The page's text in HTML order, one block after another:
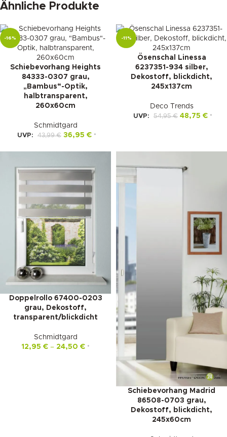
Ähnliche Produkte
-16%
Schiebevorhang Heights
84333-0307 grau,
„Bambus“-Optik,
halbtransparent,
260x60cm
Schmidtgard
UVP: 43,99€ 36,95 € *
-11%
Ösenschal Linessa
6237351-934 silber,
Dekostoff, blickdicht,
245x137cm
Deco Trends
UVP: 54,95€ 48,75 € *
Doppelrollo 67400-0203
grau, Dekostoff,
transparent/blickdicht
Schmidtgard
12,95 € – 24,50 € *
Schiebevorhang Madrid
86508-0703 grau,
Dekostoff, blickdicht,
245x60cm